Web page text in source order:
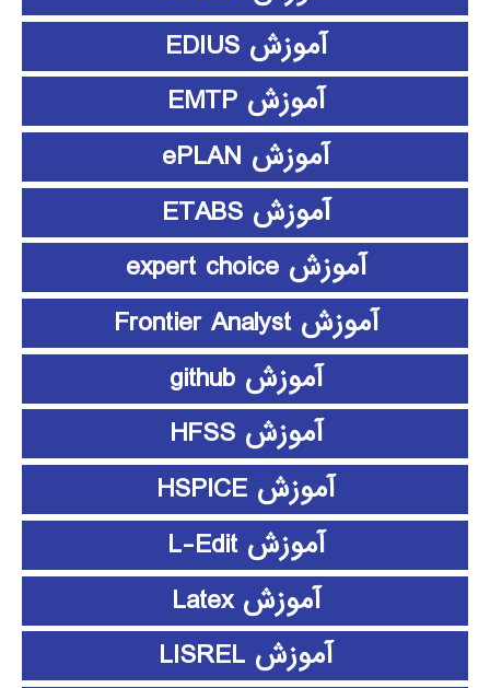
آموزش EDIUS
آموزش EMTP
آموزش ePLAN
آموزش ETABS
آموزش expert choice
آموزش Frontier Analyst
آموزش github
آموزش HFSS
آموزش HSPICE
آموزش L-Edit
آموزش Latex
آموزش LISREL